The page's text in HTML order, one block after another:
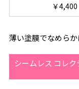
￥4,400
薄い塗膜でなめらか
シームレス コレ